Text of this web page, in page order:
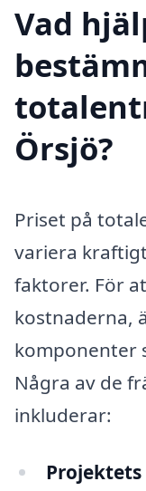
Vad
Örsjö?
Priset på
variera
faktorer. För
kostnaderna,
komponenter
Några av de
inkluderar: